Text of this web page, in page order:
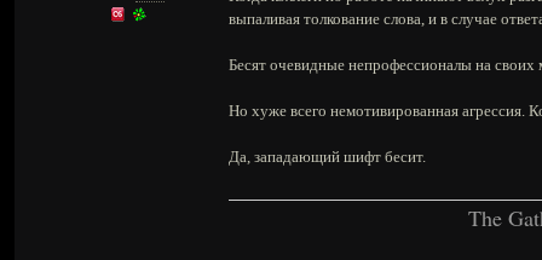
выпаливая толкование слова, и в случае
Бесят очевидные непрофессионалы на
Но хуже всего немотивированная агрессия.
Да, западающий шифт бесит.
The